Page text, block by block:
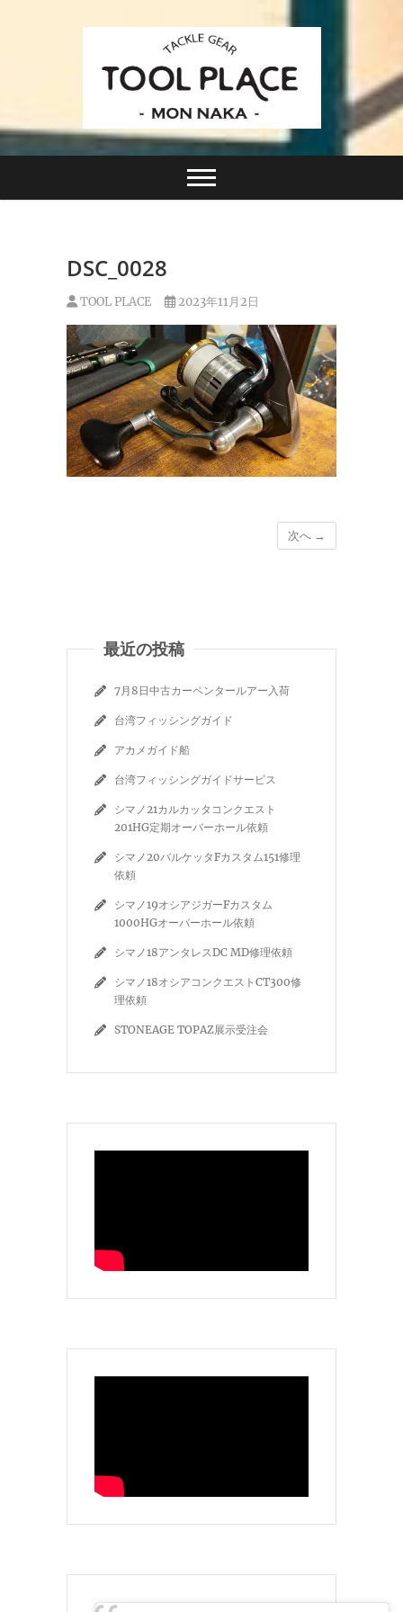
TACKLE GEAR
TOOL PLACE ツー
小さなルアーフィッシングショップ「ツールプレイ
ス」が門前仲町に近日オープン！
DSC_0028
TOOL PLACE 2023年11月2日
次へ →
最近の投稿
7月8日中古カーペンタールアー入荷
台湾フィッシングガイド
アカメガイド船
台湾フィッシングガイドサービス
シマノ21カルカッタコンクエスト
201HG定期オーバーホール依頼
シマノ20バルケッタFカスタム151修理
依頼
シマノ19オシアジガーFカスタム
1000HGオーバーホール依頼
シマノ18アンタレスDC MD修理依頼
シマノ18オシアコンクエストCT300修
理依頼
STONEAGE TOPAZ展示受注会